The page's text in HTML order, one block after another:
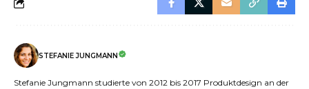
STEFANIE JUNGMANN
Stefanie Jungmann studierte von 2012 bis 2017 Produktdesign an der